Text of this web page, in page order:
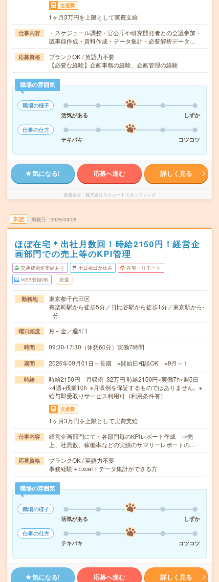
交通費
1ヶ月3万円を上限として実費支給
仕事内容
・スケジュール調整・官公庁や研究開発者との会議参加・
議事録作成・資料作成・データ集計・必要解析データ…
応募資格
ブランクOK / 英語力不要
【必要な経験】企画事務の経験、企画管理の経験
職場の雰囲気
職場の様子
活気がある
しずか
仕事の仕方
テキパキ
コツコツ
気になる! 応募へ進む 詳しく見る
派遣会社 株式会社リクルートスタッフィング
未読 掲載日 2026/08/08
ほぼ在宅＊出社月数回！時給2150円！経営企
画部門での売上等のKPI管理
交通費別途支給あり 土日祝日が休み 在宅・リモート
WEB登録OK 派遣
勤務地
東京都千代田区
有楽町駅から徒歩5分／日比谷駅から徒歩1分／東京駅から-
--分
曜日頻度 月～金／週5日
時間 09:30-17:30（休憩60分）実働7時間
期間 2026年09月01日～長期 ※開始日相談OK ※9月～！
時給
時給2150円 月収例 32万円 時給2150円×実働7h×週5日
×4週+残業10h ※月収例を保証するものではありません。※
給与即受取りサービス利用可（利用条件有）
交通費
1ヶ月3万円を上限として実費支給
仕事内容
経営企画部門にて・各部門毎のKPIレポート作成 ⇒売
上、社員数、稼働率などの実績のサマリーレポートの…
応募資格
ブランクOK / 英語力不要
事務経験＋Excel：データ集計ができる方
職場の雰囲気
職場の様子
活気がある
しずか
仕事の仕方
テキパキ
コツコツ
気になる! 応募へ進む 詳しく見る